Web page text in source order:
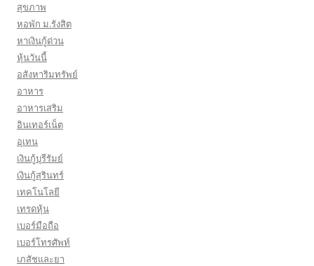
สุขภาพ
หอพัก ม.รังสิต
หาเงินกู้ด่วน
หุ้นวันนี้
อสังหาริมทรัพย์
อาหาร
อาหารเสริม
อินเทอร์เน็ต
อุเทน
เงินกู้บุรีรัมย์
เงินกู้สุรินทร์
เทคโนโลยี
เทรดหุ้น
เบอร์มือถือ
เบอร์โทรศัพท์
เภสัชและยา